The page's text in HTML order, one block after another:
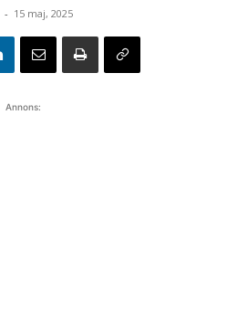
- 15 maj, 2025
Annons: